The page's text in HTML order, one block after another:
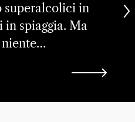
superalcolici in
in spiaggia. Ma